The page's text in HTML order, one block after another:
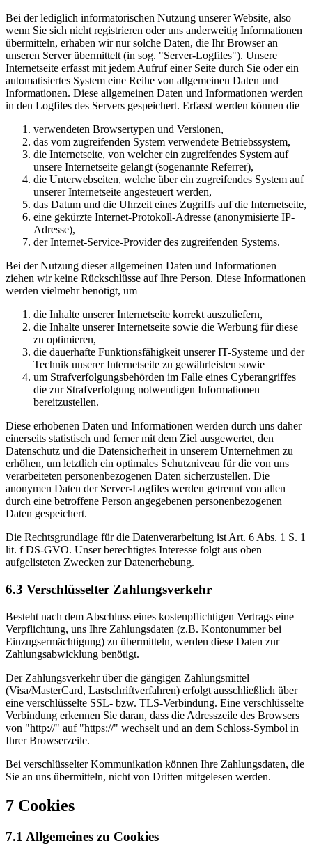
Bei der lediglich informatorischen Nutzung unserer Website, also
wenn Sie sich nicht registrieren oder uns anderweitig Informationen
übermitteln, erhaben wir nur solche Daten, die Ihr Browser an
unseren Server übermittelt (in sog. "Server-Logfiles"). Unsere
Internetseite erfasst mit jedem Aufruf einer Seite durch Sie oder ein
automatisiertes System eine Reihe von allgemeinen Daten und
Informationen. Diese allgemeinen Daten und Informationen werden
in den Logfiles des Servers gespeichert. Erfasst werden können die
verwendeten Browsertypen und Versionen,
das vom zugreifenden System verwendete Betriebssystem,
die Internetseite, von welcher ein zugreifendes System auf
unsere Internetseite gelangt (sogenannte Referrer),
die Unterwebseiten, welche über ein zugreifendes System auf
unserer Internetseite angesteuert werden,
das Datum und die Uhrzeit eines Zugriffs auf die Internetseite,
eine gekürzte Internet-Protokoll-Adresse (anonymisierte IP-
Adresse),
der Internet-Service-Provider des zugreifenden Systems.
Bei der Nutzung dieser allgemeinen Daten und Informationen
ziehen wir keine Rückschlüsse auf Ihre Person. Diese Informationen
werden vielmehr benötigt, um
die Inhalte unserer Internetseite korrekt auszuliefern,
die Inhalte unserer Internetseite sowie die Werbung für diese
zu optimieren,
die dauerhafte Funktionsfähigkeit unserer IT-Systeme und der
Technik unserer Internetseite zu gewährleisten sowie
um Strafverfolgungsbehörden im Falle eines Cyberangriffes
die zur Strafverfolgung notwendigen Informationen
bereitzustellen.
Diese erhobenen Daten und Informationen werden durch uns daher
einerseits statistisch und ferner mit dem Ziel ausgewertet, den
Datenschutz und die Datensicherheit in unserem Unternehmen zu
erhöhen, um letztlich ein optimales Schutzniveau für die von uns
verarbeiteten personenbezogenen Daten sicherzustellen. Die
anonymen Daten der Server-Logfiles werden getrennt von allen
durch eine betroffene Person angegebenen personenbezogenen
Daten gespeichert.
Die Rechtsgrundlage für die Datenverarbeitung ist Art. 6 Abs. 1 S. 1
lit. f DS-GVO. Unser berechtigtes Interesse folgt aus oben
aufgelisteten Zwecken zur Datenerhebung.
6.3 Verschlüsselter Zahlungsverkehr
Besteht nach dem Abschluss eines kostenpflichtigen Vertrags eine
Verpflichtung, uns Ihre Zahlungsdaten (z.B. Kontonummer bei
Einzugsermächtigung) zu übermitteln, werden diese Daten zur
Zahlungsabwicklung benötigt.
Der Zahlungsverkehr über die gängigen Zahlungsmittel
(Visa/MasterCard, Lastschriftverfahren) erfolgt ausschließlich über
eine verschlüsselte SSL- bzw. TLS-Verbindung. Eine verschlüsselte
Verbindung erkennen Sie daran, dass die Adresszeile des Browsers
von "http://" auf "https://" wechselt und an dem Schloss-Symbol in
Ihrer Browserzeile.
Bei verschlüsselter Kommunikation können Ihre Zahlungsdaten, die
Sie an uns übermitteln, nicht von Dritten mitgelesen werden.
7 Cookies
7.1 Allgemeines zu Cookies